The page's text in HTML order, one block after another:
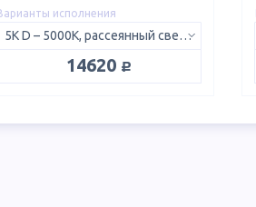
исполнения
5K D – 5000K, рассеянный свет 120°
14620 руб.